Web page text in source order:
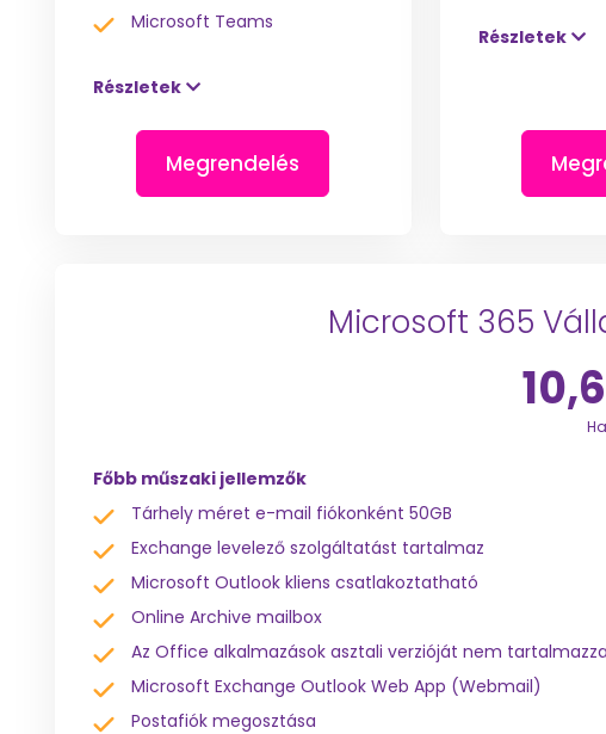
Microsoft Teams
Részletek
Megrendelés
Részletek
Microsoft 365
Főbb műszaki jellemzők
Tárhely méret e-mail fiókonként 50GB
Exchange levelező szolgáltatást tartalmaz
Microsoft Outlook kliens csatlakoztatható
Online Archive mailbox
Az Office alkalmazások asztali verzióját nem
Microsoft Exchange Outlook Web App (Webmail)
Postafiók megosztása